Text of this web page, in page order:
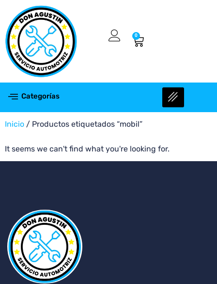
0
Categorías
Inicio / Productos etiquetados “mobil”
It seems we can't find what you're looking for.